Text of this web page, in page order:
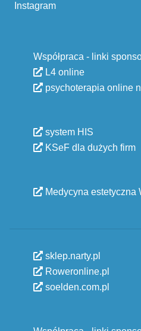
Instagram
Współpraca - linki
L4 online
psychoterapia online
system HIS
KSeF dla dużych firm
Medycyna estetyczna
sklep.narty.pl
Roweronline.pl
soelden.com.pl